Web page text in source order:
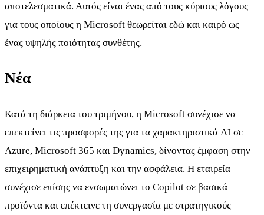
αποτελεσματικά. Αυτός είναι ένας από τους κύριους λόγους
για τους οποίους η Microsoft θεωρείται εδώ και καιρό ως
ένας υψηλής ποιότητας συνθέτης.
Νέα
Κατά τη διάρκεια του τριμήνου, η Microsoft συνέχισε να
επεκτείνει τις προσφορές της για τα χαρακτηριστικά AI σε
Azure, Microsoft 365 και Dynamics, δίνοντας έμφαση στην
επιχειρηματική ανάπτυξη και την ασφάλεια. Η εταιρεία
συνέχισε επίσης να ενσωματώνει το Copilot σε βασικά
προϊόντα και επέκτεινε τη συνεργασία με στρατηγικούς